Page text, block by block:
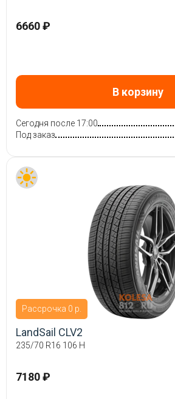
6660 ₽
В корзину
Сегодня после 17:00
Под заказ
Рассрочка 0 р.
LandSail CLV2
235/70 R16 106 H
7180 ₽